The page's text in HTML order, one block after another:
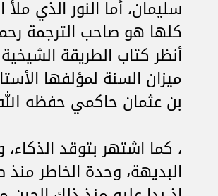
سليمان، أما النور الذي ملأ
كلها هو صاحب الترجمة
أنظر كتاب الطريقة
ميزان السنة لمؤلفها
بن عثمان حاكمي حفظه
، كما اشتهر بتوقد
البديهة، وحدة الخاطر منذ